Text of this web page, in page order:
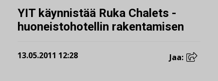
YIT käynnistää Ruka Chalets -
huoneistohotellin rakentamisen
13.05.2011 12:28 Jaa: